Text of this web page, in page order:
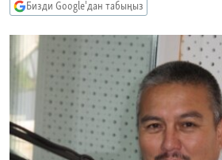
БИЗ ЖАНА ДҮЙНӨ
ДАНИСТЕ
ЭЖЕ-СИҢДИЛЕР
АЗАТТЫК+
ЫҢГАЙСЫЗ СУРООЛОР
ОНЛАЙН ШЕРИНЕ
Бизди Google'дан табыңыз